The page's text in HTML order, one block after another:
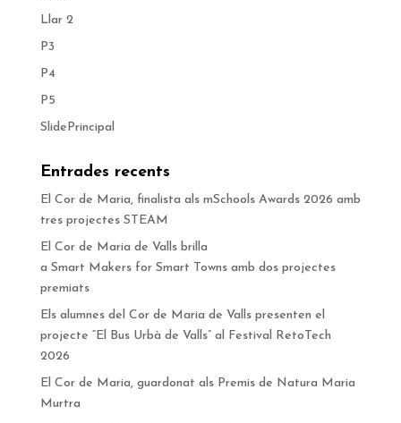
Llar 2
P3
P4
P5
SlidePrincipal
Entrades recents
El Cor de Maria, finalista als mSchools Awards 2026 amb
tres projectes STEAM
El Cor de Maria de Valls brilla
a Smart Makers for Smart Towns amb dos projectes
premiats
Els alumnes del Cor de Maria de Valls presenten el
projecte “El Bus Urbà de Valls” al Festival RetoTech
2026
El Cor de Maria, guardonat als Premis de Natura Maria
Murtra